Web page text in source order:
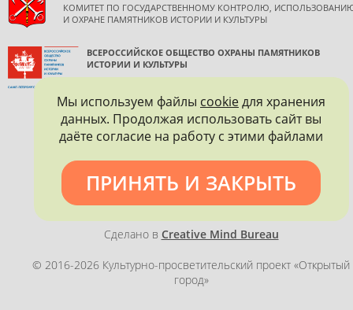
КОМИТЕТ ПО ГОСУДАРСТВЕННОМУ КОНТРОЛЮ,
И ОХРАНЕ ПАМЯТНИКОВ ИСТОРИИ И КУЛЬТУРЫ
ВСЕРОССИЙСКОЕ ОБЩЕСТВО ОХРАНЫ ПАМЯТНИКОВ
ИСТОРИИ И КУЛЬТУРЫ
Политика конфиденциальности
Сделано в Creative Mind Bureau
© 2016-2026 Культурно-просветительский проект «Открытый
город»
Мы используем файлы cookieдля хранения
данных. Продолжая использовать сайт вы
даёте согласие на работу с этими файлами
ПРИНЯТЬ И ЗАКРЫТЬ